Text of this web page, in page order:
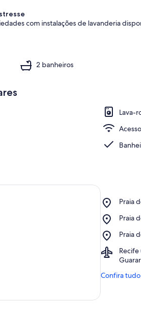
com instalações de lavanderia
2 banheiros
Lava-
Praia
Place,
do
Praia
Place,
de
Praia
Place,
de
Muro
Recife
Confira